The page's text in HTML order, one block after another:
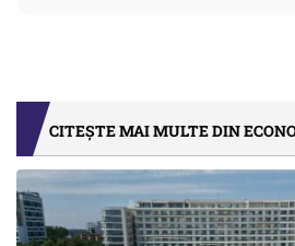
CITEȘTE MAI MULTE DIN